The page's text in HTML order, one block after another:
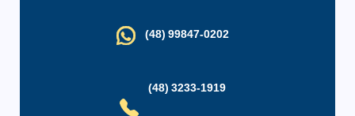
(48) 99847-0202
(48) 3233-1919